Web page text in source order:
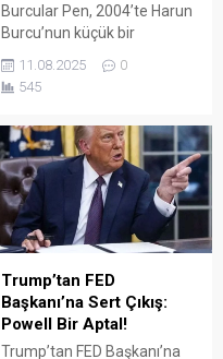
Burcular Pen, 2004’te Harun
Burcu’nun küçük bir
atölyede attığı adımla
başladı; bugün Serdivan’daki
147 m² showroomu ve 750
Sakarya ve çevre ilçelerde
PVC doğrama, cam balkon,
kış bahçesi, panjur ve
küpeşte çözümlerini tek çatı
altında sunuyor. Fıratpen
kurumsal bayiliği ile çalışıyor
olmamız; profil kalitesi,
aksesuar standardı...
11.08.2025
0
545
Trump’tan FED
Başkanı’na Sert Çıkış:
Powell Bir Aptal!
Trump’tan FED Başkanı’na